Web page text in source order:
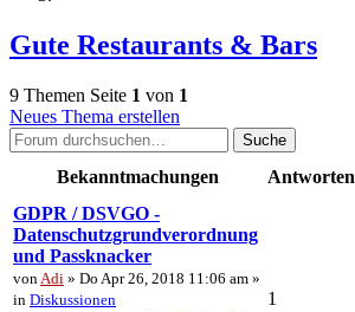
Gute Restaurants & Bars
9 Themen Seite 1 von 1
Neues Thema erstellen
Suche
Bekanntmachungen Antworten
GDPR / DSVGO -
Datenschutzgrundverordnung
und Passknacker
von Adi » Do Apr 26, 2018 11:06 am »
in Diskussionen
1